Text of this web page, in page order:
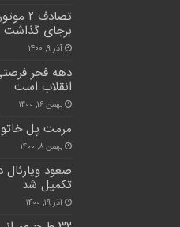
برجای گذاشت
آذر ۹, ۱۴۰۰
دهه فجر
انقلاب است
بهمن ۱۶, ۱۴۰۰
مرمت پل
بهمن ۸, ۱۴۰۰
صعود
تکمیل شد
آذر ۱۹, ۱۴۰۰